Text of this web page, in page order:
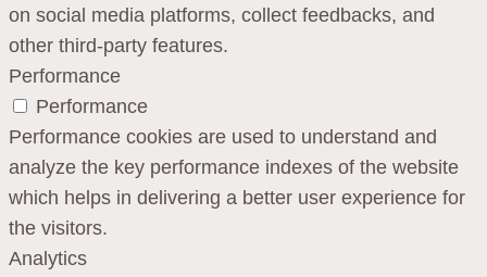
on social media platforms, collect feedbacks, and
other third-party features.
Performance
Performance
Performance cookies are used to understand and
analyze the key performance indexes of the website
which helps in delivering a better user experience for
the visitors.
Analytics